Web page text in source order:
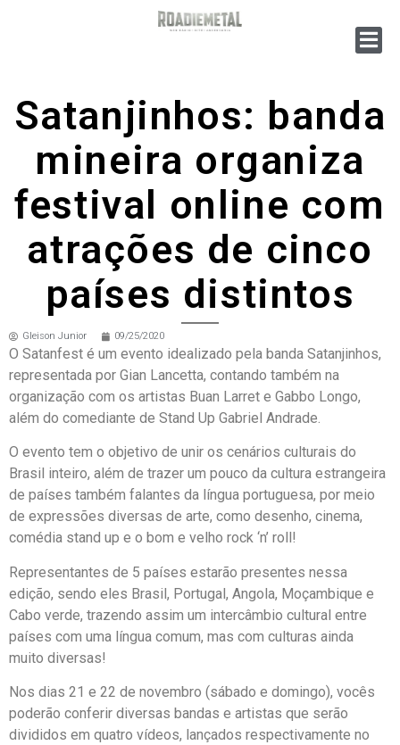
Satanjinhos: banda
mineira organiza
festival online com
atrações de cinco
países distintos
Gleison Junior 09/25/2020
O Satanfest é um evento idealizado pela banda Satanjinhos,
representada por Gian Lancetta, contando também na
organização com os artistas Buan Larret e Gabbo Longo,
além do comediante de Stand Up Gabriel Andrade.
O evento tem o objetivo de unir os cenários culturais do
Brasil inteiro, além de trazer um pouco da cultura estrangeira
de países também falantes da língua portuguesa, por meio
de expressões diversas de arte, como desenho, cinema,
comédia stand up e o bom e velho rock ‘n’ roll!
Representantes de 5 países estarão presentes nessa
edição, sendo eles Brasil, Portugal, Angola, Moçambique e
Cabo verde, trazendo assim um intercâmbio cultural entre
países com uma língua comum, mas com culturas ainda
muito diversas!
Nos dias 21 e 22 de novembro (sábado e domingo), vocês
poderão conferir diversas bandas e artistas que serão
divididos em quatro vídeos, lançados respectivamente no